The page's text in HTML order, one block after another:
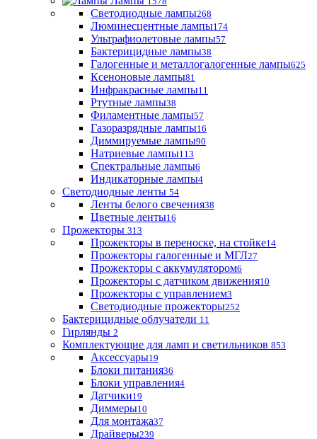
Светодиодные лампы268
Люминесцентные лампы174
Ультрафиолетовые лампы57
Бактерицидные лампы38
Галогенные и металлогалогенные лампы625
Ксеноновые лампы81
Инфракрасные лампы11
Ртутные лампы38
Филаментные лампы57
Газоразрядные лампы16
Диммируемые лампы90
Натриевые лампы113
Спектральные лампы6
Индикаторные лампы4
Светодиодные ленты 54
Ленты белого свечения38
Цветные ленты16
Прожекторы 313
Прожекторы в переноске, на стойке14
Прожекторы галогенные и МГЛ27
Прожекторы с аккумулятором6
Прожекторы с датчиком движения10
Прожекторы с управлением3
Светодиодные прожекторы252
Бактерицидные облучатели 11
Гирлянды 2
Комплектующие для ламп и светильников 853
Аксессуары19
Блоки питания36
Блоки управления4
Датчики19
Диммеры10
Для монтажа37
Драйверы239